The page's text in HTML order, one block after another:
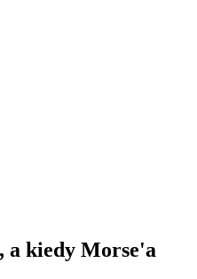
a kiedy Morse'a